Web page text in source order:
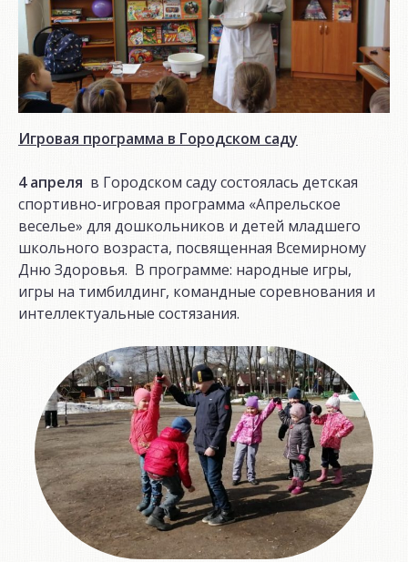
Игровая программа в Городском саду
4 апреля в Городском саду состоялась детская
спортивно-игровая программа «Апрельское
веселье» для дошкольников и детей младшего
школьного возраста, посвященная Всемирному
Дню Здоровья. В программе: народные игры,
игры на тимбилдинг, командные соревнования и
интеллектуальные состязания.